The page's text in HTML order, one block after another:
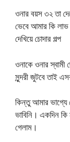
ওনার বয়স ৩২ তা
ভেবে আমার কি
দেখিয়ে চোদার গল্প
ওনাকে ওনার
সুন্দরী জুটবে তাই
কিন্তু আমার ভাগ্যে
ভাবিনি। একদিন
গেলাম।